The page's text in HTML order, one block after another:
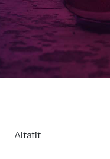
Altafit